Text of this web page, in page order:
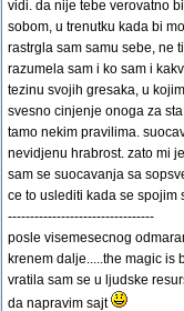
vidi. da nije tebe verovatno
sobom, u trenutku kada bi
rastrgla sam samu sebe, ne
razumela sam i ko sam i
tezinu svojih gresaka, u
svesno cinjenje onoga za
tamo nekim pravilima.
nevidjenu hrabrost. zato mi
sam se suocavanja sa
ce to uslediti kada se spojim
---------------------------------
posle visemesecnog
krenem dalje.....the magic is
vratila sam se u ljudske
da napravim sajt